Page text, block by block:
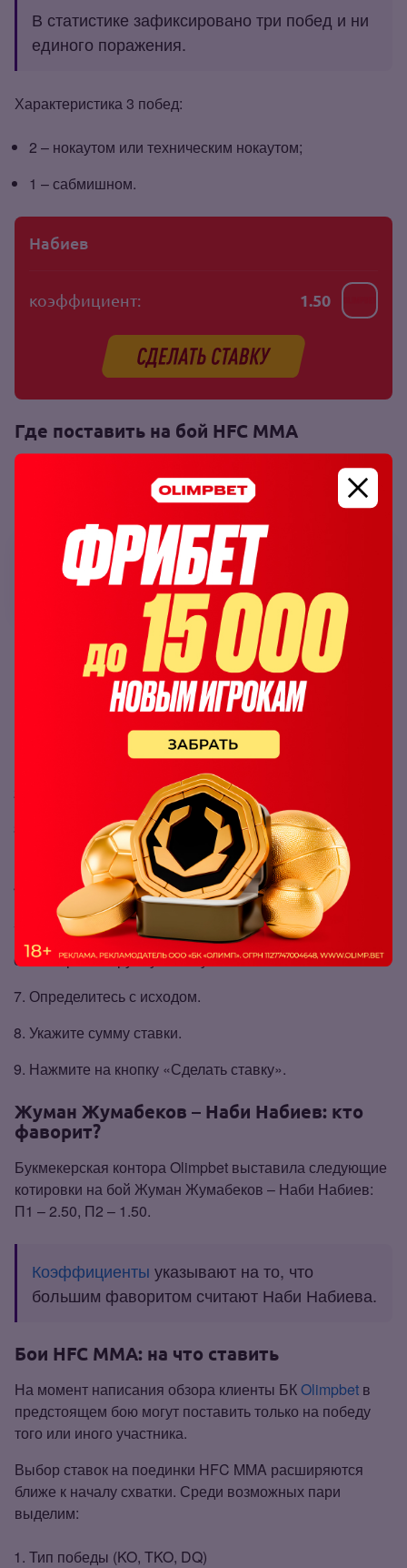
В статистике зафиксировано три побед и ни
единого поражения.
Характеристика 3 побед:
2 – нокаутом или техническим нокаутом;
1 – сабмишном.
Набиев
коэффициент: 1.50
Где поставить на бой HFC MMA
Ставки на бои HFC MMA предлагаются на основном и
мобильном сайтах беттинг‑компании Olimpbet, а также
в приложениях для ОС Android и iOS.
OLIMPBET
Как поставить на бой HFC MMA в БК
Olimpbet
Чтобы заключить пари на бой Olimpbet:
Зарегистрируйтесь или авторизуйтесь в БК
Пополните баланс при необходимости.
Нажмите на кнопку меню в левом верхнем углу
Найдите «MMA» в вертикальном меню.
Зайдите в раздел «HFC MMA».
Выберите пару Жуман Жумабеков – Наби Набиев.
Определитесь с исходом.
Укажите сумму ставки.
Нажмите на кнопку «Сделать ставку».
Жуман Жумабеков – Наби Набиев: кто
фаворит?
Букмекерская контора Olimpbet выставила следующие
котировки на бой Жуман Жумабеков – Наби Набиев:
П1 – 2.50, П2 – 1.50.
Коэффициенты указывают на то, что
большим фаворитом считают Наби Набиева.
Бои HFC MMA: на что ставить
На момент написания обзора клиенты БКOlimpbet в
предстоящем бою могут поставить только на победу
того или иного участника.
Выбор ставок на поединки HFC MMA расширяются
ближе к началу схватки. Среди возможных пари
выделим:
Тип победы (KO, TKO, DQ)